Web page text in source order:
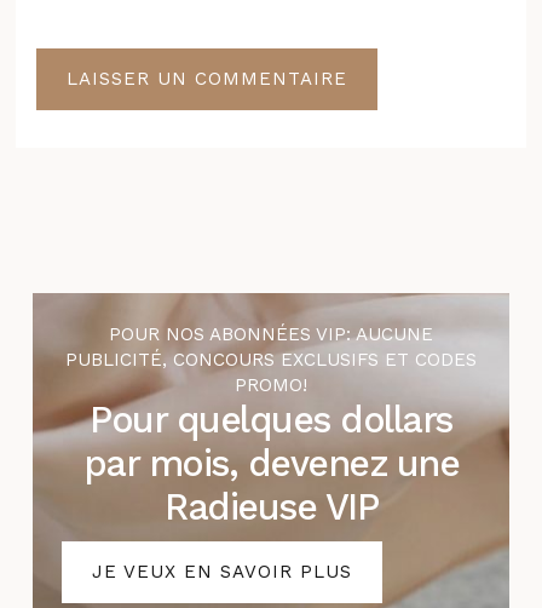
POUR NOS ABONNÉES VIP: AUCUNE
PUBLICITÉ, CONCOURS EXCLUSIFS ET CODES
PROMO!
Pour quelques dollars
par mois, devenez une
Radieuse VIP
JE VEUX EN SAVOIR PLUS